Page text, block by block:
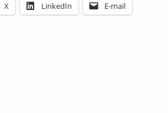
X LinkedIn E-mail